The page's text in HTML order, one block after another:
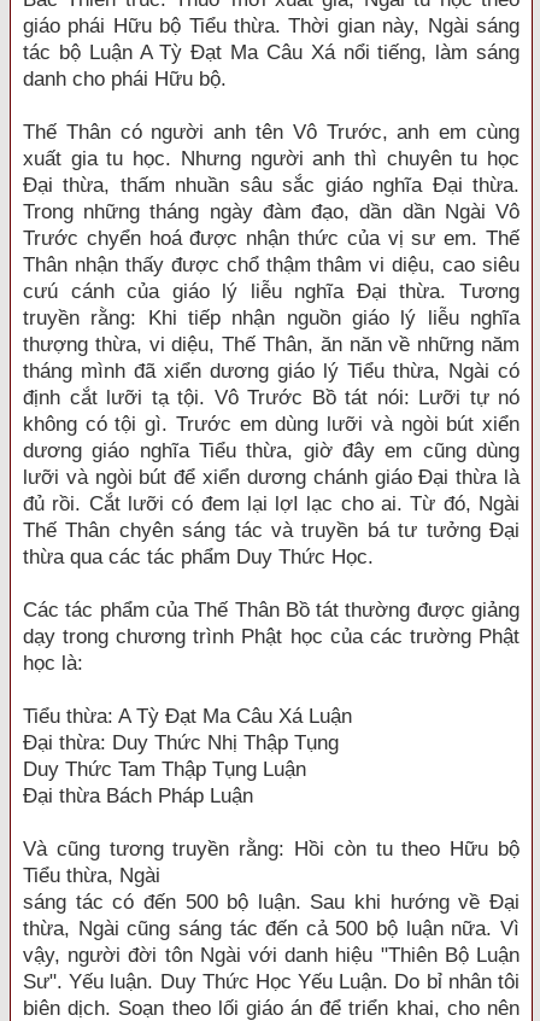
giáo phái Hữu bộ Tiểu thừa. Thời gian này, Ngài sáng
tác bộ Luận A Tỳ Ðạt Ma Câu Xá nổi tiếng, làm sáng
danh cho phái Hữu bộ.
Thế Thân có người anh tên Vô Trước, anh em cùng
xuất gia tu học. Nhưng người anh thì chuyên tu học
Ðại thừa, thấm nhuần sâu sắc giáo nghĩa Ðại thừa.
Trong những tháng ngày đàm đạo, dần dần Ngài Vô
Trước chyển hoá được nhận thức của vị sư em. Thế
Thân nhận thấy được chổ thậm thâm vi diệu, cao siêu
cưú cánh của giáo lý liễu nghĩa Ðại thừa. Tương
truyền rằng: Khi tiếp nhận nguồn giáo lý liễu nghĩa
thượng thừa, vi diệu, Thế Thân, ăn năn về những năm
tháng mình đã xiển dương giáo lý Tiểu thừa, Ngài có
định cắt lưỡi tạ tội. Vô Trước Bồ tát nói: Lưỡi tự nó
không có tội gì. Trước em dùng lưỡi và ngòi bút xiển
dương giáo nghĩa Tiểu thừa, giờ đây em cũng dùng
lưỡi và ngòi bút để xiển dương chánh giáo Ðại thừa là
đủ rồi. Cắt lưỡi có đem lại lợI lạc cho ai. Từ đó, Ngài
Thế Thân chyên sáng tác và truyền bá tư tưởng Ðại
thừa qua các tác phẩm Duy Thức Học.
Các tác phẩm của Thế Thân Bồ tát thường được giảng
dạy trong chương trình Phật học của các trường Phật
học là:
Tiểu thừa: A Tỳ Ðạt Ma Câu Xá Luận
Ðại thừa: Duy Thức Nhị Thập Tụng
Duy Thức Tam Thập Tụng Luận
Ðại thừa Bách Pháp Luận
Và cũng tương truyền rằng: Hồi còn tu theo Hữu bộ
Tiểu thừa, Ngài
sáng tác có đến 500 bộ luận. Sau khi hướng về Ðại
thừa, Ngài cũng sáng tác đến cả 500 bộ luận nữa. Vì
vậy, người đời tôn Ngài với danh hiệu "Thiên Bộ Luận
Sư". Yếu luận. Duy Thức Học Yếu Luận. Do bỉ nhân tôi
biên dịch. Soạn theo lối giáo án để triển khai, cho nên